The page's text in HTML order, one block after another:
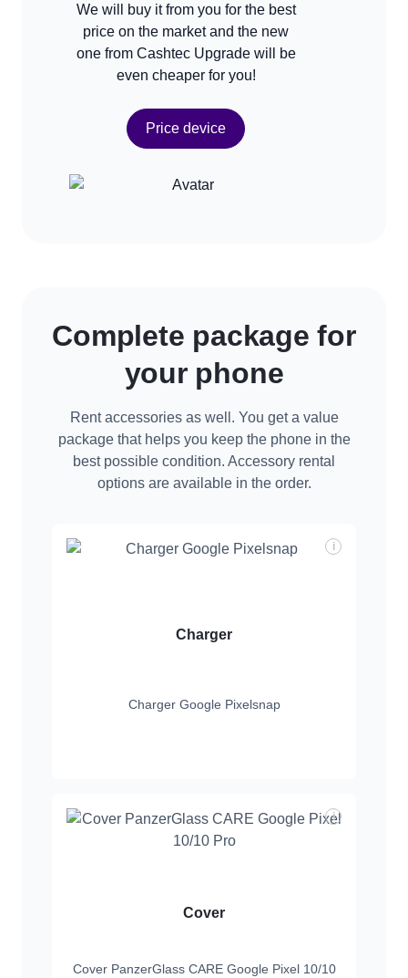
We will buy it from you for the best
price on the market and the new
one from Cashtec Upgrade will be
even cheaper for you!
Price device
Complete package for
your phone
Rent accessories as well. You get a value
package that helps you keep the phone in the
best possible condition. Accessory rental
options are available in the order.
i
Charger
Charger Google Pixelsnap
i
Cover
Cover PanzerGlass CARE Google Pixel 10/10